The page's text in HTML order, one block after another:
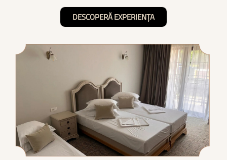
DESCOPERĂ EXPERIENȚA